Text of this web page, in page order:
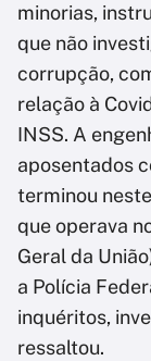
minorias,
que não
corrupção,
relação à
INSS. A
aposentados
terminou
que operava
Geral da
a Polícia
inquéritos,
ressaltou.